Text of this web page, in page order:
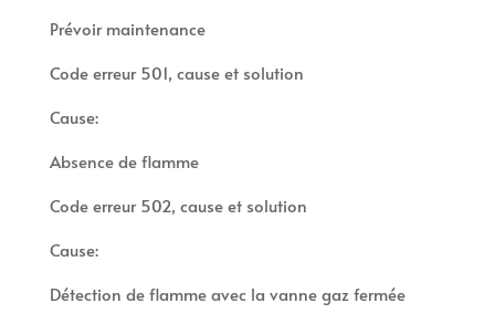
Prévoir maintenance
Code erreur 501, cause et solution
Cause:
Absence de flamme
Code erreur 502, cause et solution
Cause:
Détection de flamme avec la vanne gaz fermée